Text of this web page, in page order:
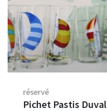
réservé
Pichet Pastis Duval